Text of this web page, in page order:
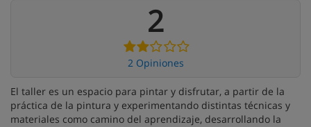
2
2 Opiniones
El taller es un espacio para pintar y disfrutar, a partir de la
práctica de la pintura y experimentando distintas técnicas y
materiales como camino del aprendizaje, desarrollando la